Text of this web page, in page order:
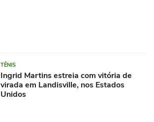
TÊNIS
Ingrid Martins estreia com vitória de
virada em Landisville, nos Estados
Unidos